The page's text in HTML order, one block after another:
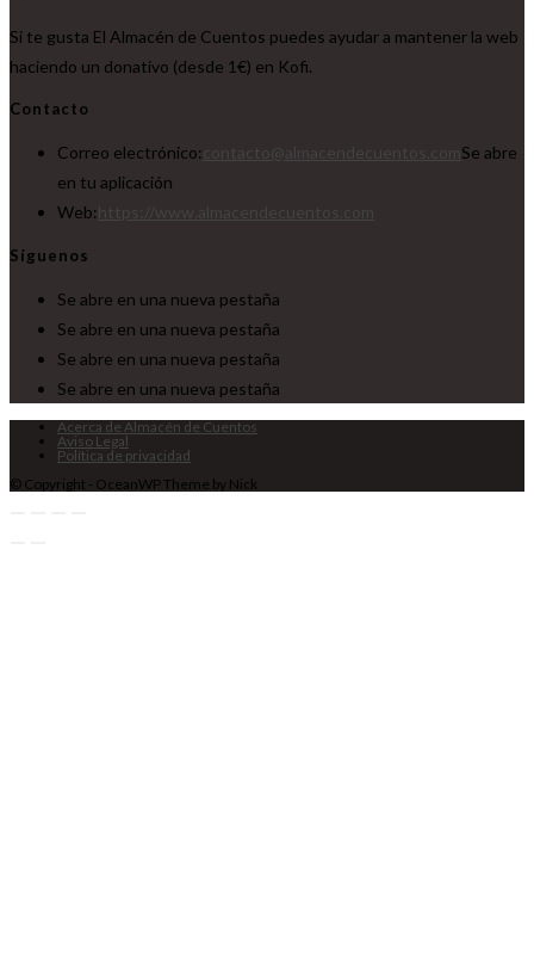
Si te gusta El Almacén de Cuentos puedes ayudar a mantener la web
haciendo un donativo (desde 1€) en Kofi.
Contacto
Correo electrónico:
Se abre
en tu aplicación
Web:
Síguenos
Se abre en una nueva pestaña
Se abre en una nueva pestaña
Se abre en una nueva pestaña
Se abre en una nueva pestaña
Acerca de Almacén de Cuentos
Aviso Legal
Política de privacidad
© Copyright - OceanWP Theme by Nick